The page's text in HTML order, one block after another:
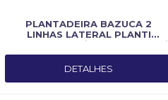
PLANTADEIRA BAZUCA 2
LINHAS LATERAL PLANTI
CENTER - Fabricado por Planti
Center
DETALHES